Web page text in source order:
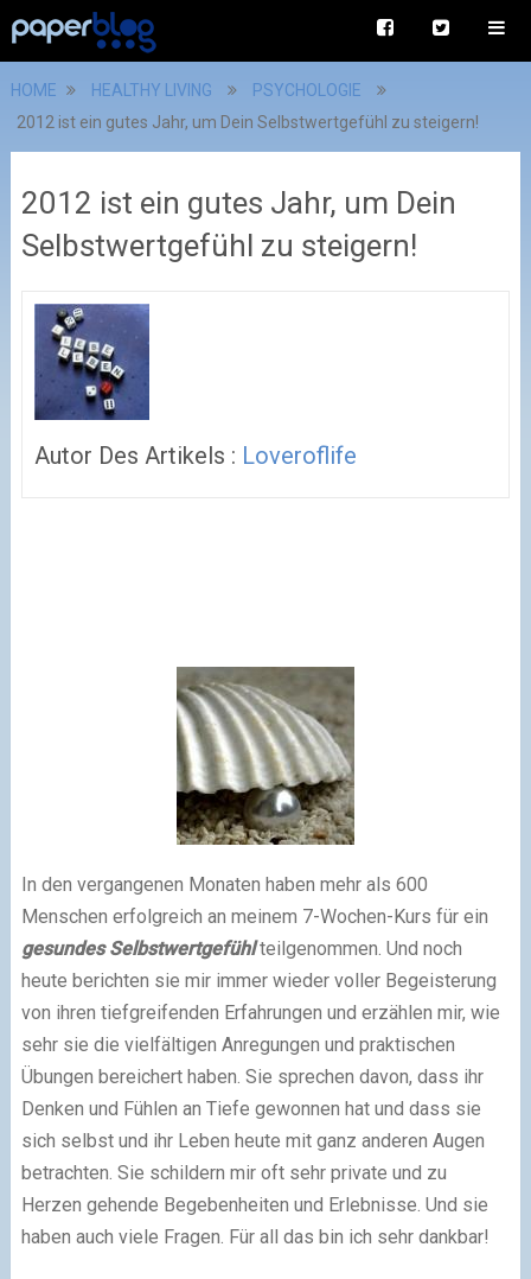
HOME HEALTHY LIVING
PSYCHOLOGIE
2012 ist ein gutes Jahr, um Dein Selbstwertgefühl zu steigern!
2012 ist ein gutes Jahr, um Dein
Selbstwertgefühl zu steigern!
Autor Des Artikels : Loveroflife
In den vergangenen Monaten haben mehr als 600
Menschen erfolgreich an meinem 7-Wochen-Kurs für ein
gesundes Selbstwertgefühlteilgenommen. Und noch
heute berichten sie mir immer wieder voller Begeisterung
von ihren tiefgreifenden Erfahrungen und erzählen mir, wie
sehr sie die vielfältigen Anregungen und praktischen
Übungen bereichert haben. Sie sprechen davon, dass ihr
Denken und Fühlen an Tiefe gewonnen hat und dass sie
sich selbst und ihr Leben heute mit ganz anderen Augen
betrachten. Sie schildern mir oft sehr private und zu
Herzen gehende Begebenheiten und Erlebnisse. Und sie
haben auch viele Fragen. Für all das bin ich sehr dankbar!